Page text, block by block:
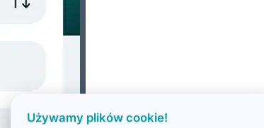
Używamy plików cookie!